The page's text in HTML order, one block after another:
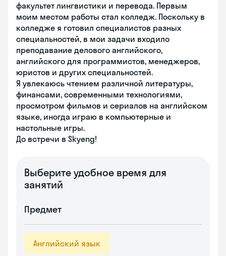
факультет лингвистики и перевода. Первым
моим местом работы стал колледж. Поскольку в
колледже я готовил специалистов разных
специальностей, в мои задачи входило
преподавание делового английского,
английского для программистов, менеджеров,
юристов и других специальностей.
Я увлекаюсь чтением различной литературы,
финансами, современными технологиями,
просмотром фильмов и сериалов на английском
языке, иногда играю в компьютерные и
настольные игры.
До встречи в Skyeng!
Выберите удобное время для
занятий
Предмет
Английский язык